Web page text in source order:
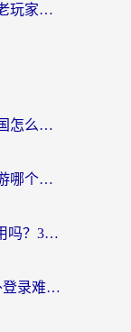
美国玩地铁跑酷加速器怎么选？老玩家亲测的避坑指南与实用技巧
海外党自救指南：电脑加速器回国怎么选？轻松解决国内资源访问难题
海外党选回国加速器：斧牛和西游哪个好？附Windows免费试用&实用避坑指南
海外党必看：穿梭和PandaCN好用吗？3分钟选对回国加速器，无缝刷剧玩国服
海外党必看：解决交管12123国外登录难题，选对回国加速器就能无缝刷国内资源